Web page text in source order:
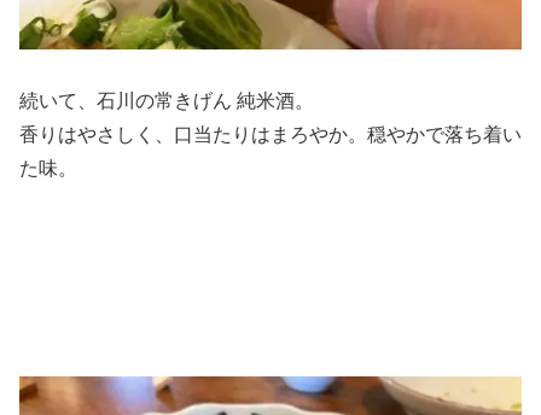
続いて、石川の常きげん 純米酒。
香りはやさしく、口当たりはまろやか。穏やかで落ち着い
た味。